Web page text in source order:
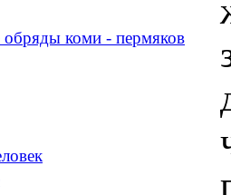
коми - пермяков